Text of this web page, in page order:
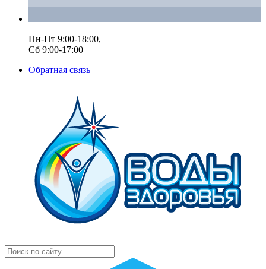
Пн-Пт 9:00-18:00,
Сб 9:00-17:00
Обратная связь